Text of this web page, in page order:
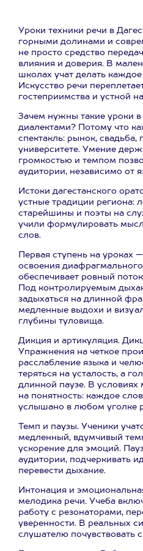
Уроки техники речи в
горными долинами и
не просто средство
влияния и доверия. В
школах учат делать
Искусство речи
гостеприимства и устной
Зачем нужны такие уроки в
диалектами? Потому что
спектакль: рынок, свадьба,
университете. Умение
громкостью и темпом
аудитории, независимо от
Истоки дагестанского
устные традиции региона:
старейшины и поэты на
учили формулировать
слов.
Первая ступень на уроках
освоения
обеспечивает ровный
Под контролируемым
задыхаться на длинной
медленные выдохи и
глубины туловища.
Дикция и артикуляция.
Упражнения на четкое
расслабление языка и
теряться на усталость, а
длинной паузе. В условиях
на понятность: каждое
услышано в любом уголке
Темп и паузы. Ученики
медленный, вдумчивый
ускорение для эмоций.
аудитории, подчеркивать
перевести дыхание.
Интонация и
мелодика речи. Учеба
работу с резонаторами,
уверенности. В реальных
слушателю почувствовать